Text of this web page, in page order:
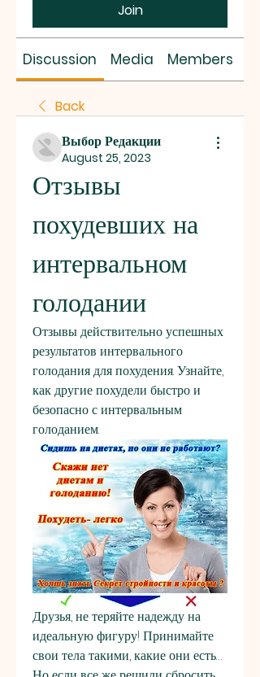
Join
Discussion Media Members
Back
Выбор Редакции
August 25, 2023
Отзывы
похудевших на
интервальном
голодании
Отзывы действительно успешных
результатов интервального
голодания для похудения. Узнайте,
как другие похудели быстро и
безопасно с интервальным
голоданием.
Друзья, не теряйте надежду на
идеальную фигуру! Принимайте
свои тела такими, какие они есть…